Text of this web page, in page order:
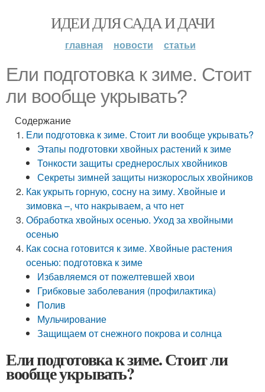
ИДЕИ ДЛЯ САДА И ДАЧИ
главная новости статьи
Ели подготовка к зиме. Стоит
ли вообще укрывать?
Содержание
Ели подготовка к зиме. Стоит ли вообще укрывать?
Этапы подготовки хвойных растений к зиме
Тонкости защиты среднерослых хвойников
Секреты зимней защиты низкорослых хвойников
Как укрыть горную, сосну на зиму. Хвойные и
зимовка –, что накрываем, а что нет
Обработка хвойных осенью. Уход за хвойными
осенью
Как сосна готовится к зиме. Хвойные растения
осенью: подготовка к зиме
Избавляемся от пожелтевшей хвои
Грибковые заболевания (профилактика)
Полив
Мульчирование
Защищаем от снежного покрова и солнца
Ели подготовка к зиме. Стоит ли
вообще укрывать?